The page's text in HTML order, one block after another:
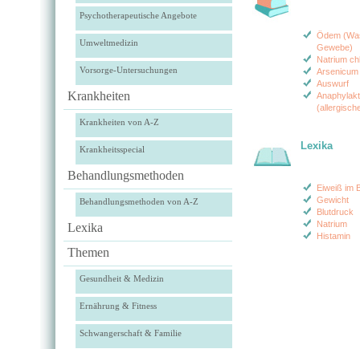
Psychotherapeutische Angebote
Umweltmedizin
Vorsorge-Untersuchungen
Krankheiten
Krankheiten von A-Z
Krankheitsspecial
Behandlungsmethoden
Behandlungsmethoden von A-Z
Lexika
Themen
Gesundheit & Medizin
Ernährung & Fitness
Schwangerschaft & Familie
Ödem
Gewebe)
Natrium
Arsenicum
Auswurf
Lexika
Eiweiß im
Gewicht
Blutdruck
Natrium
Histamin